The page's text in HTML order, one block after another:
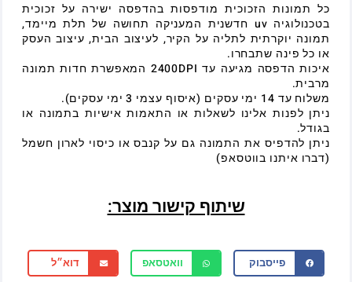
כל תמונות הזכוכית מודפסות בהדפסה ישירה על זכוכית
בטכנולוגיה uv חדשנית המעניקה תחושה של תלת מיימד,
תמונה יוקרתית לתליה על הקיר, לעיצוב הבית, עיצוב העסק
או כל פינה שתבחרו.
איכות הדפסה מגיעה עד 2400DPI המאפשרת חדות תמונה
מרבית.
משלוח עד 14 ימי עסקים (איסוף עצמי 3 ימי עסקים).
ניתן לפנות אלינו לשאלות או התאמות אישיות בתמונה או
בגודל.
ניתן להדפיס את התמונה גם על קנבס או כיסוי לארון חשמל
(דברו איתנו בווטסאפ)
שיתוף קישור מוצר:
פייסבוק וואטסאפ דוא״ל